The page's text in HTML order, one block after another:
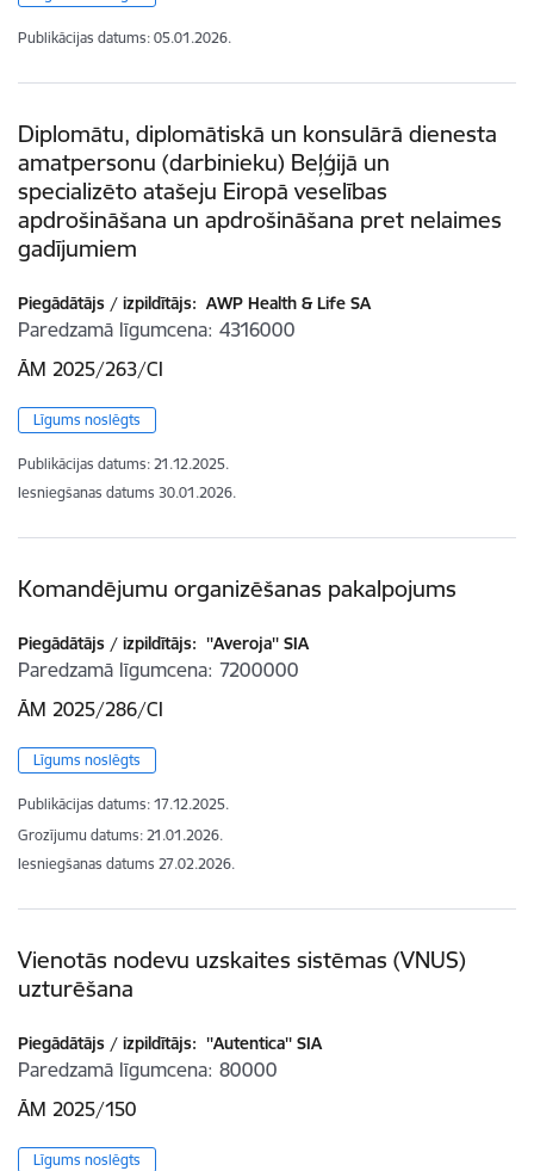
Publikācijas datums: 05.01.2026.
Diplomātu, diplomātiskā un konsulārā dienesta
amatpersonu (darbinieku) Beļģijā un
specializēto atašeju Eiropā veselības
apdrošināšana un apdrošināšana pret nelaimes
gadījumiem
Piegādātājs / izpildītājs: AWP Health & Life SA
Paredzamā līgumcena 4316000
ĀM 2025/263/CI
Līgums noslēgts
Publikācijas datums: 21.12.2025.
Iesniegšanas datums 30.01.2026.
Komandējumu organizēšanas pakalpojums
Piegādātājs / izpildītājs: ''Averoja'' SIA
Paredzamā līgumcena 7200000
ĀM 2025/286/CI
Līgums noslēgts
Publikācijas datums: 17.12.2025.
Grozījumu datums: 21.01.2026.
Iesniegšanas datums 27.02.2026.
Vienotās nodevu uzskaites sistēmas (VNUS)
uzturēšana
Piegādātājs / izpildītājs: ''Autentica'' SIA
Paredzamā līgumcena 80000
ĀM 2025/150
Līgums noslēgts